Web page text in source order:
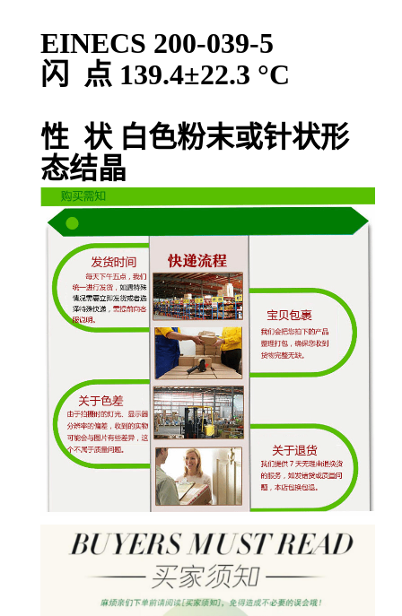
EINECS 200-039-5
闪 点 139.4±22.3 °C
性 状 白色粉末或针状形
态结晶